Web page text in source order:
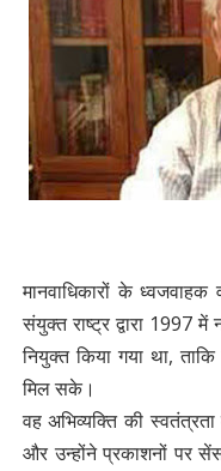
मानवाधिकारों के
संयुक्त राष्ट्र द्वारा 1997 में
नियुक्त किया गया था, ताकि
मिल सके।
वह अभिव्यक्ति की
और उन्होंने प्रकाशनों पर